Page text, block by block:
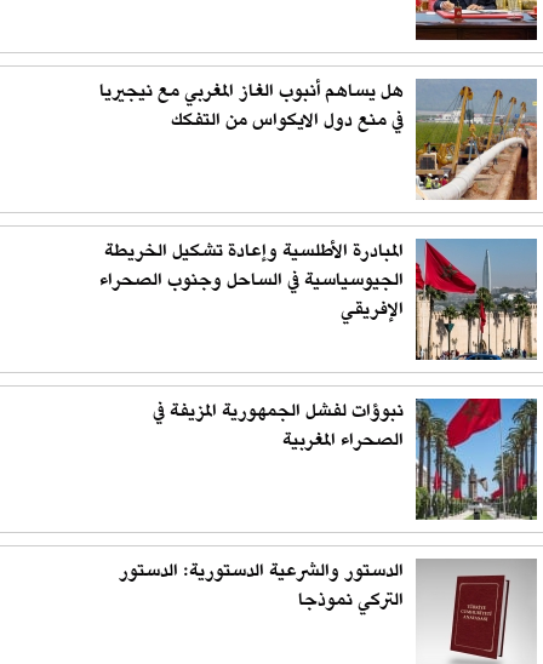
هل يساهم أنبوب الغاز المغربي مع نيجيريا
في منع دول الايكواس من التفكك
المبادرة الأطلسية وإعادة تشكيل الخريطة
الجيوسياسية في الساحل وجنوب الصحراء
الإفريقي
نبوؤات لفشل الجمهورية المزيفة في
الصحراء المغربية
الدستور والشرعية الدستورية: الدستور
التركي نموذجا